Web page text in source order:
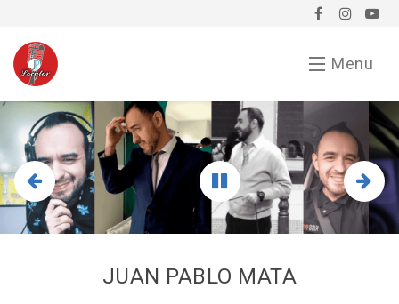
Menu
Inicio
Demo
Chavorrucadas
JUAN PABLO MATA